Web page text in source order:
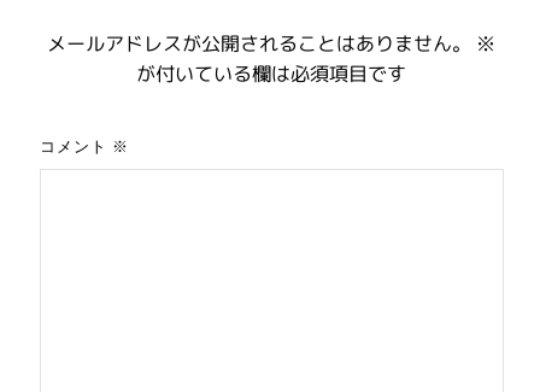
メールアドレスが公開されることはありません。
※
が付いている欄は必須項目です
コメント ※